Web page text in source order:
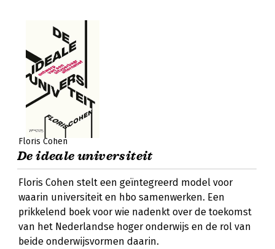
Floris Cohen
De ideale universiteit
Floris Cohen stelt een geïntegreerd model voor
waarin universiteit en hbo samenwerken. Een
prikkelend boek voor wie nadenkt over de toekomst
van het Nederlandse hoger onderwijs en de rol van
beide onderwijsvormen daarin.